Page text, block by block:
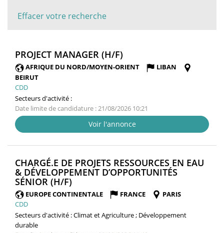
Effacer votre recherche
PROJECT MANAGER (H/F)
FENÊTRE)
AFRIQUE DU NORD/MOYEN-ORIENT
LIBAN
BEIRUT
CDD
Secteurs d'activité :
Date limite de candidature : 21/08/2026 10:21
Voir l'annonce
CHARGÉ.E DE PROJETS RESSOURCES EN EAU
& DÉVELOPPEMENT D’OPPORTUNITÉS
SÉNIOR (H/F)
FENÊTRE)
EUROPE CONTINENTALE FRANCE
PARIS
CDD
Secteurs d'activité :Climat et Agriculture ; Développement
durable